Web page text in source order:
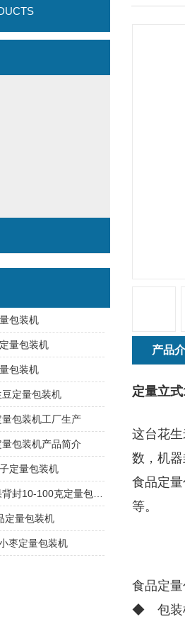
产品
定量立
这台花
数，机
食品定
等。
食品定
◆ 包装
包装机
量包装机
包装机
定量包装机
包装机工厂生产
包装机产品简介
定量包装机
定量包装机
枣定量包装机